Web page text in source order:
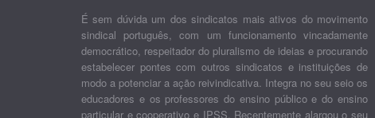
É sem dúvida um dos sindicatos mais ativos do movimento
sindical português, com um funcionamento vincadamente
democrático, respeitador do pluralismo de ideias e procurando
estabelecer pontes com outros sindicatos e instituições de
modo a potenciar a ação reivindicativa. Integra no seu seio os
educadores e os professores do ensino público e do ensino
particular e cooperativo e IPSS. Recentemente alargou o seu